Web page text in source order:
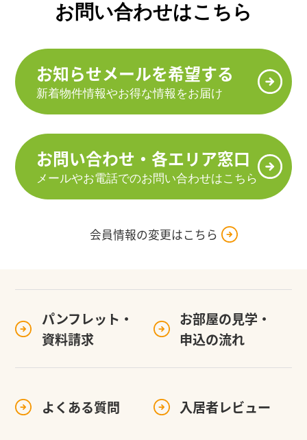
お問い合わせはこちら
お知らせメールを希望する
新着物件情報やお得な情報をお届け
お問い合わせ・各エリア窓口
メールやお電話でのお問い合わせはこちら
会員情報の変更はこちら
パンフレット・
資料請求
お部屋の見学・
申込の流れ
よくある質問 入居者レビュー